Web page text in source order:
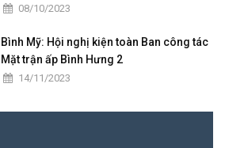
08/10/2023
Bình Mỹ: Hội nghị kiện toàn Ban công tác
Mặt trận ấp Bình Hưng 2
14/11/2023